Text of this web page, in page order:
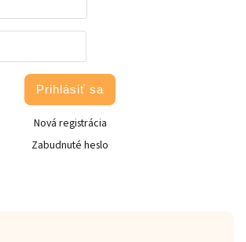
Prihlásiť sa
Nová registrácia
Zabudnuté heslo